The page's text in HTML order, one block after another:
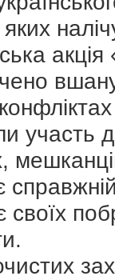
участь